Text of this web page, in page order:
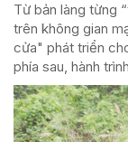
Từ bản làng từng
trên không gian
cửa" phát triển
phía sau, hành